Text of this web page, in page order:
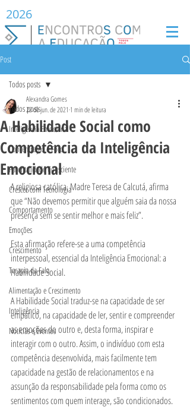
2026
Post
Todos posts
Inteligência Emocional
Concentração e Foco
Parentalidade Consciente
Crescer com Tecnologia
Comportamento
Emoções
Crescimento
Terapia da Fala
Alimentação e Crescimento
Inteligência
Notícias e Eventos
Todos posts
A Habilidade Social como
Competência da Inteligência
Emocional
Alexandra Gomes
22 de jun. de 2021 1 min de leitura
A religiosa católica, Madre Teresa de Calcutá, afirma
que “Não devemos permitir que alguém saia da nossa
presença sem se sentir melhor e mais feliz”.
Esta afirmação refere-se a uma competência
interpessoal, essencial da Inteligência Emocional: a
Habilidade Social.
A Habilidade Social traduz-se na capacidade de ser
empático, na capacidade de ler, sentir e compreender
as emoções do outro e, desta forma, inspirar e
interagir com o outro. Assim, o indivíduo com esta
competência desenvolvida, mais facilmente tem
capacidade na gestão de relacionamentos e na
assunção da responsabilidade pela forma como os
sentimentos com quem interage, são condicionados.